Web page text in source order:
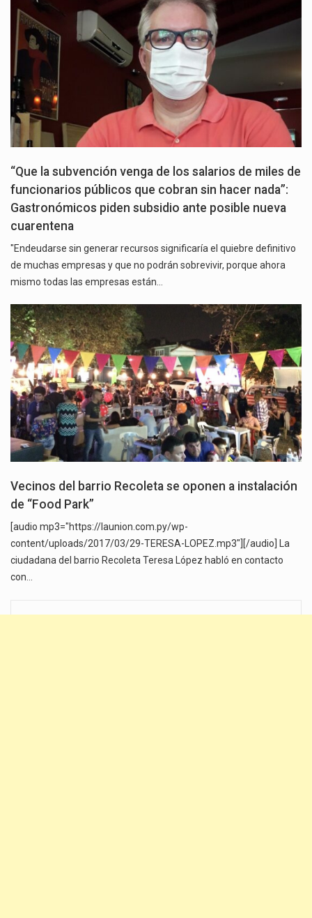
“Que la subvención venga de los salarios de miles de
funcionarios públicos que cobran sin hacer nada”:
Gastronómicos piden subsidio ante posible nueva
cuarentena
"Endeudarse sin generar recursos significaría el quiebre definitivo
de muchas empresas y que no podrán sobrevivir, porque ahora
mismo todas las empresas están…
Vecinos del barrio Recoleta se oponen a instalación
de “Food Park”
[audio mp3="https://launion.com.py/wp-
content/uploads/2017/03/29-TERESA-LOPEZ.mp3"][/audio] La
ciudadana del barrio Recoleta Teresa López habló en contacto
con…